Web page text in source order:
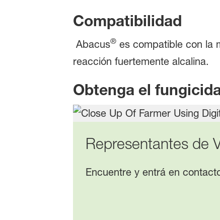
Compatibilidad
Abacus®es compatible con la
reacción fuertemente alcalina.
Obtenga el
Representantes de
Encuentre y entrá en